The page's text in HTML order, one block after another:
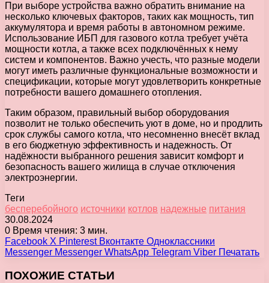
При выборе устройства важно обратить внимание на
несколько ключевых факторов, таких как мощность, тип
аккумулятора и время работы в автономном режиме.
Использование ИБП для газового котла требует учёта
мощности котла, а также всех подключённых к нему
систем и компонентов. Важно учесть, что разные модели
могут иметь различные функциональные возможности и
спецификации, которые могут удовлетворить конкретные
потребности вашего домашнего отопления.
Таким образом, правильный выбор оборудования
позволит не только обеспечить уют в доме, но и продлить
срок службы самого котла, что несомненно внесёт вклад
в его бюджетную эффективность и надежность. От
надёжности выбранного решения зависит комфорт и
безопасность вашего жилища в случае отключения
электроэнергии.
Теги
бесперебойного источники котлов надежные питания
30.08.2024
0 Время чтения: 3 мин.
Facebook X Pinterest Вконтакте Одноклассники
Messenger Messenger WhatsApp Telegram Viber Печатать
ПОХОЖИЕ СТАТЬИ